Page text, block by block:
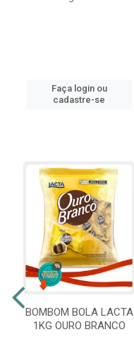
Faça login ou
cadastre-se
BOMBOM BOLA LACTA
1KG OURO BRANCO